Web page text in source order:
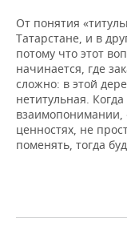
От понятия
Татарстане, и в
потому что этот
начинается, где
сложно: в этой
нетитульная.
ценностях, не
поменять, тогда